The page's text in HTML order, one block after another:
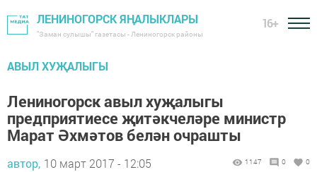
ЛЕНИНОГОРСК ЯҢАЛЫКЛАРЫ
"Заман сулышы" газетасы - Лениногорск районы
16+
АВЫЛ ХУҖАЛЫГЫ
Лениногорск авыл хуҗалыгы
предприятиесе җитәкчеләре министр
Марат Әхмәтов белән очрашты
автор, 10 март 2017 - 12:05 1147 0 0